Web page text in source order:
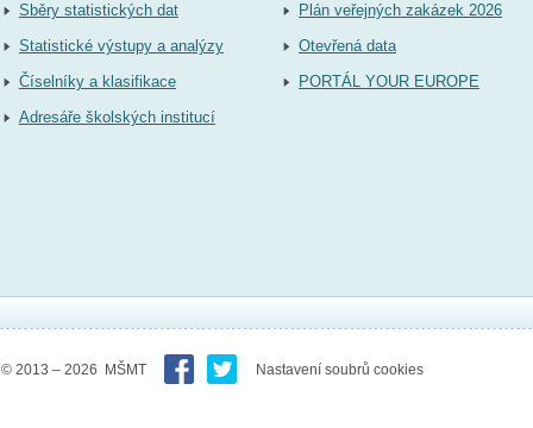
Sběry statistických dat
Statistické výstupy a analýzy
Číselníky a klasifikace
Adresáře školských institucí
Plán veřejných zakázek 2026
Otevřená data
PORTÁL YOUR EUROPE
© 2013 – 2026 MŠMT Nastavení soubrů cookies